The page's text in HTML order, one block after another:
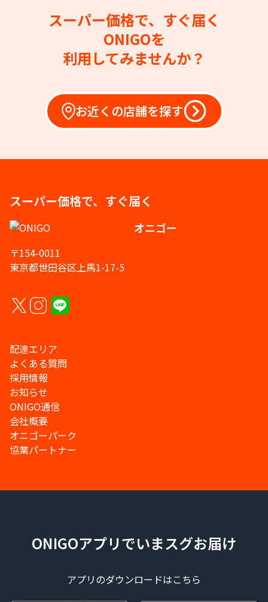
スーパー価格で、すぐ届く
ONIGOを
利用してみませんか？
お近くの店舗を探す
スーパー価格で、すぐ届く
オニゴー
〒154-0011
東京都世田谷区上馬1-17-5
配達エリア
よくある質問
採用情報
お知らせ
ONIGO通信
会社概要
オニゴーパーク
協業パートナー
ONIGOアプリでいまスグお届け
アプリのダウンロードはこちら